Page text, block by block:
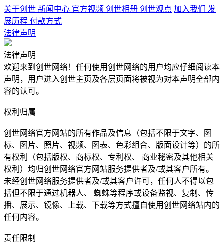
关于创世 新闻中心 官方视频 创世相册 创世观点 加入我们 发
展历程 付款方式
法律声明
法律声明
欢迎来到创世网络！任何使用创世网络的用户均应仔细阅读本
声明，用户进入创世主页及各层页面将被视为对本声明全部内
容的认可。
权利归属
创世网络官方网站的所有作品及信息（包括不限于文字、图
标、图片、照片、视频、图表、色彩组合、版面设计等）的所
有权利（包括版权、商标权、专利权、 商业秘密及其他相关
权利）均归创世网络官方网站服务提供者及/或其客户所有。
未经创世网络服务提供者及/或其客户许可，任何人不得以包
括但不限于通过机器人、 蜘蛛等程序或设备监视、复制、传
播、展示、镜像、上载、下载等方式擅自使用创世网络站内的
任何内容。
责任限制